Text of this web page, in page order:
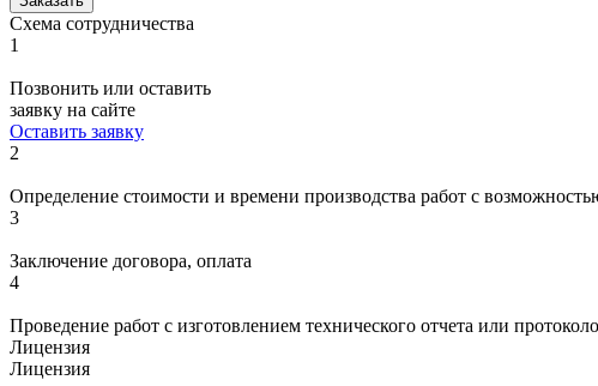
Схема сотрудничества
1
Позвонить или оставить
заявку на сайте
Оставить заявку
2
Определение стоимости и времени производства работ с
3
Заключение договора, оплата
4
Проведение работ с изготовлением технического отчета или
Лицензия
Лицензия